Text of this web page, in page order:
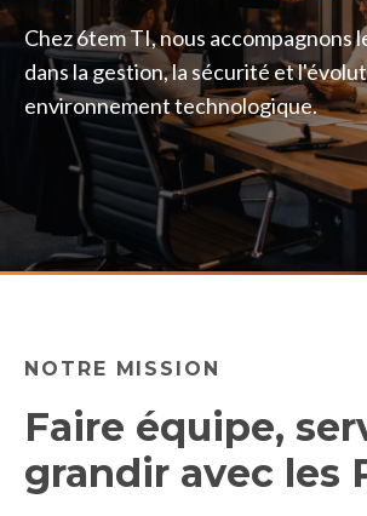
Chez 6tem TI, nous accompagnons
dans la gestion, la sécurité et
environnement technologique.
NOTRE MISSION
Faire équipe,
grandir avec les